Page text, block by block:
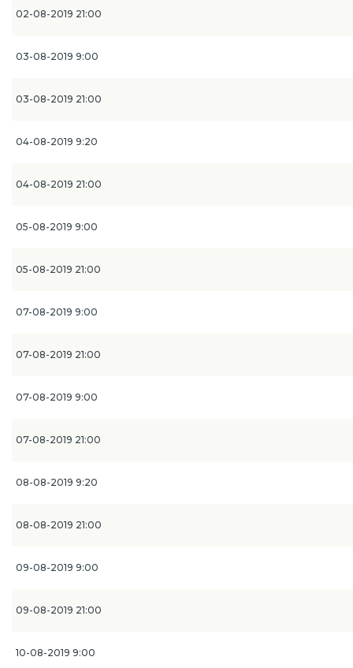
02-08-2019 21:00
03-08-2019 9:00
03-08-2019 21:00
04-08-2019 9:20
04-08-2019 21:00
05-08-2019 9:00
05-08-2019 21:00
07-08-2019 9:00
07-08-2019 21:00
07-08-2019 9:00
07-08-2019 21:00
08-08-2019 9:20
08-08-2019 21:00
09-08-2019 9:00
09-08-2019 21:00
10-08-2019 9:00